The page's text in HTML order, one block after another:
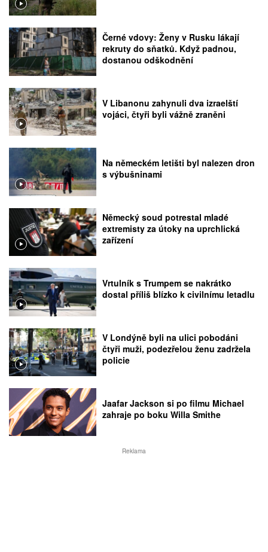
Černé vdovy: Ženy v Rusku lákají
rekruty do sňatků. Když padnou,
dostanou odškodnění
V Libanonu zahynuli dva izraelští
vojáci, čtyři byli vážně zraněni
Na německém letišti byl nalezen dron
s výbušninami
Německý soud potrestal mladé
extremisty za útoky na uprchlická
zařízení
Vrtulník s Trumpem se nakrátko
dostal příliš blízko k civilnímu letadlu
V Londýně byli na ulici pobodáni
čtyři muži, podezřelou ženu zadržela
policie
Jaafar Jackson si po filmu Michael
zahraje po boku Willa Smithe
Reklama